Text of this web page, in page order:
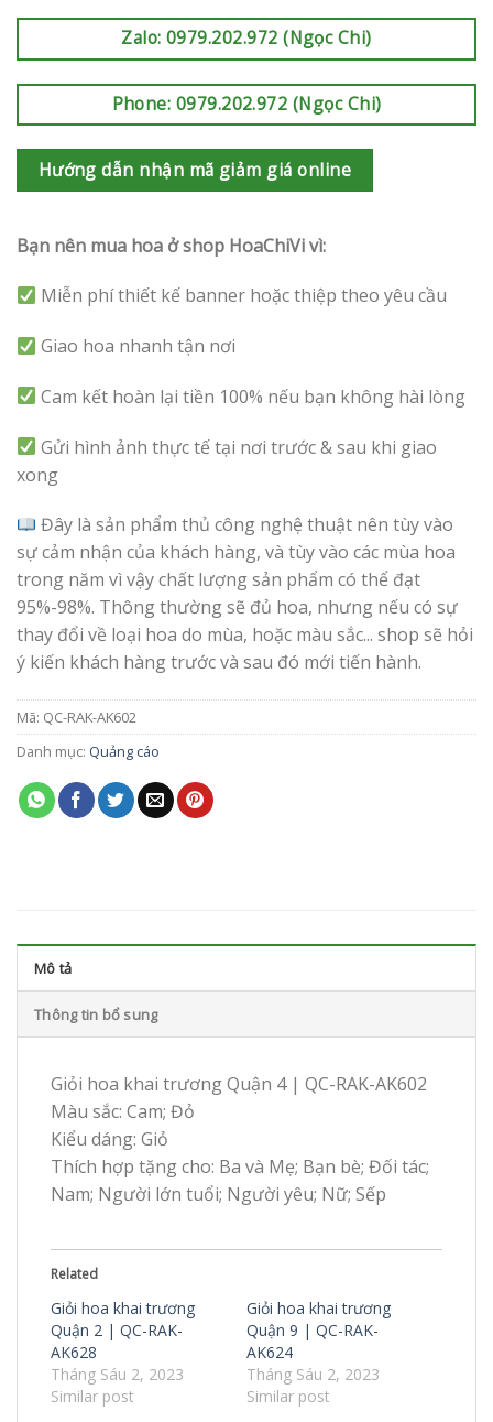
Zalo: 0979.202.972 (Ngọc Chi)
Phone: 0979.202.972 (Ngọc Chi)
Hướng dẫn nhận mã giảm giá online
Bạn nên mua hoa ở shop HoaChiVi vì:
Miễn phí thiết kế banner hoặc thiệp theo yêu cầu
Giao hoa nhanh tận nơi
Cam kết hoàn lại tiền 100% nếu bạn không hài lòng
Gửi hình ảnh thực tế tại nơi trước & sau khi giao
xong
Đây là sản phẩm thủ công nghệ thuật nên tùy vào
sự cảm nhận của khách hàng, và tùy vào các mùa hoa
trong năm vì vậy chất lượng sản phẩm có thể đạt
95%-98%. Thông thường sẽ đủ hoa, nhưng nếu có sự
thay đổi về loại hoa do mùa, hoặc màu sắc... shop sẽ hỏi
ý kiến khách hàng trước và sau đó mới tiến hành.
Mã: QC-RAK-AK602
Danh mục: Quảng cáo
Mô tả
Thông tin bổ sung
Giỏi hoa khai trương Quận 4 | QC-RAK-AK602
Màu sắc: Cam; Đỏ
Kiểu dáng: Giỏ
Thích hợp tặng cho: Ba và Mẹ; Bạn bè; Đối tác;
Nam; Người lớn tuổi; Người yêu; Nữ; Sếp
Related
Giỏi hoa khai trương
Quận 2 | QC-RAK-
AK628
Tháng Sáu 2, 2023
Similar post
Giỏi hoa khai trương
Quận 9 | QC-RAK-
AK624
Tháng Sáu 2, 2023
Similar post